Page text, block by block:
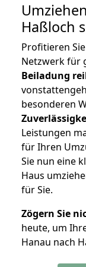
Haßloch
Profitieren
Netzwerk für
Beiladung
besonderen
Leistungen
für Ihren
Sie nun eine
Haus
für Sie.
Zögern Sie
heute, um
Hanau nach